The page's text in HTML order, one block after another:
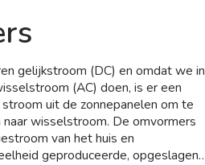
stresstest bij TüV
wat past bij hun focus op kwaliteit.
gelijkstroom (DC) en omdat we in
(AC) doen, is er een
uit de zonnepanelen om te
wisselstroom. De omvormers
van het huis en
geproduceerde, opgeslagen